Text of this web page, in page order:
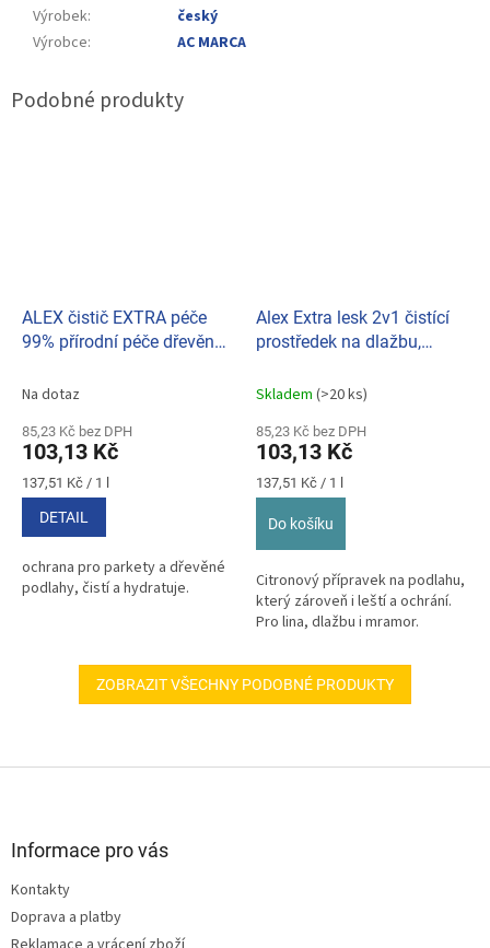
Výrobek:
český
Výrobce: AC MARCA
ALEX čistič EXTRA péče
99% přírodní péče dřevěné
Na dotaz
85,23 Kč bez DPH
103,13 Kč
Měrná
cena:
137,51 Kč / 1 l
DETAIL
ochrana pro parkety a dřevěné
podlahy, čistí a hydratuje.
Alex Extra lesk 2v1 čistící
prostředek na dlažbu,
modrá
Skladem (>20 ks)
85,23 Kč bez DPH
103,13 Kč
Měrná
cena:
137,51 Kč / 1 l
Do košíku
Citronový přípravek na podlahu,
který zároveň i leští a ochrání.
Pro lina, dlažbu i mramor.
ZOBRAZIT VŠECHNY PODOBNÉ PRODUKTY
Informace pro vás
Kontakty
Doprava a platby